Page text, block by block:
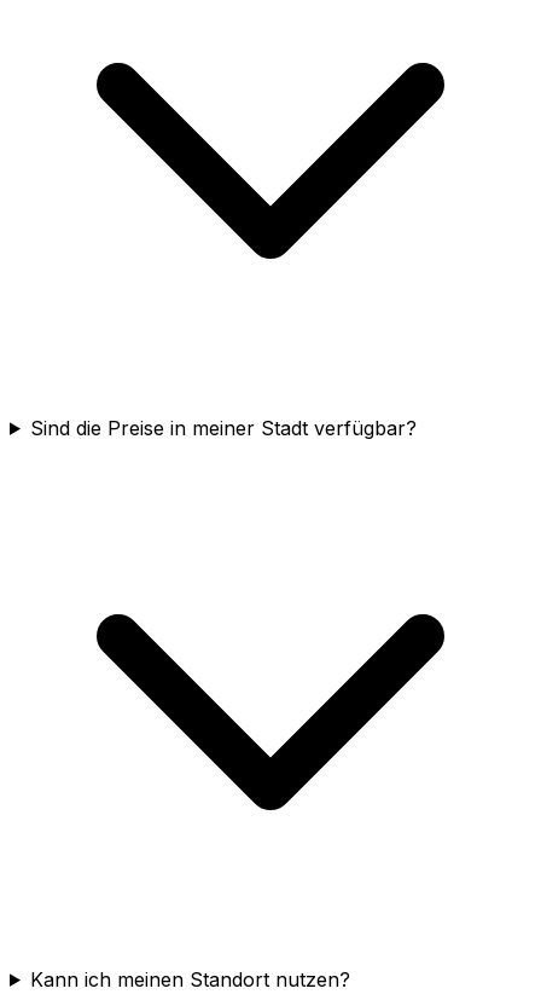
Sind die Preise in meiner Stadt verfügbar?
Kann ich meinen Standort nutzen?